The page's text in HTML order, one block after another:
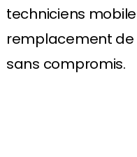
techniciens
remplacement
sans compromis.